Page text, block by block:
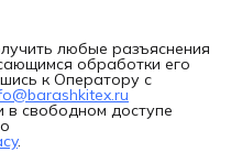
любые разъяснения
обработки его
к Оператору с
в свободном доступе
.